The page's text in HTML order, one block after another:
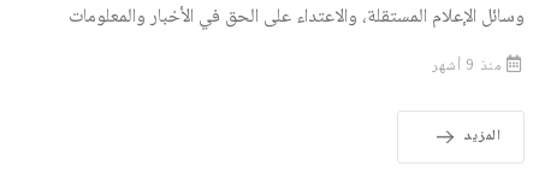
وسائل الإعلام المستقلة، والاعتداء على الحق في الأخبار والمعلومات
منذ 9 أشهر
المزيد